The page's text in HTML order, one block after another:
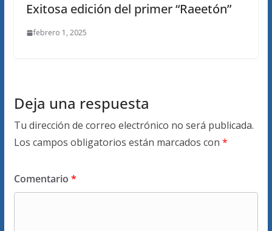
Exitosa edición del primer “Raeetón”
febrero 1, 2025
Deja una respuesta
Tu dirección de correo electrónico no será publicada.
Los campos obligatorios están marcados con *
Comentario *